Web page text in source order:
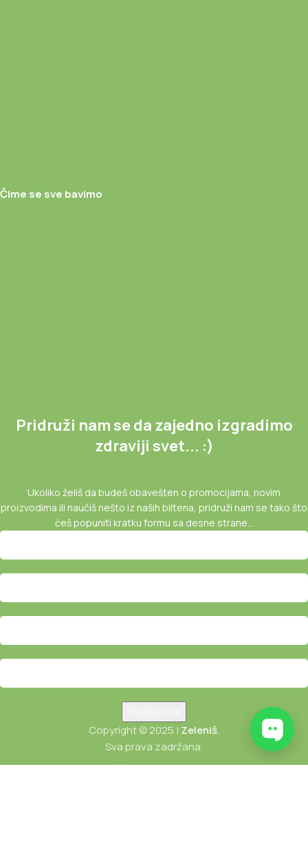
Čime se sve bavimo
Pridruži nam se da zajedno izgradimo
zdraviji svet... :)
Ukoliko želiš da budeš obavešten o promocijama, novim
proizvodima ili naučiš nešto iz naših biltena, pridruži nam se tako što
ćeš popuniti kratku formu sa desne strane...
Copyright © 2025 | Zeleniš.
Sva prava zadržana.